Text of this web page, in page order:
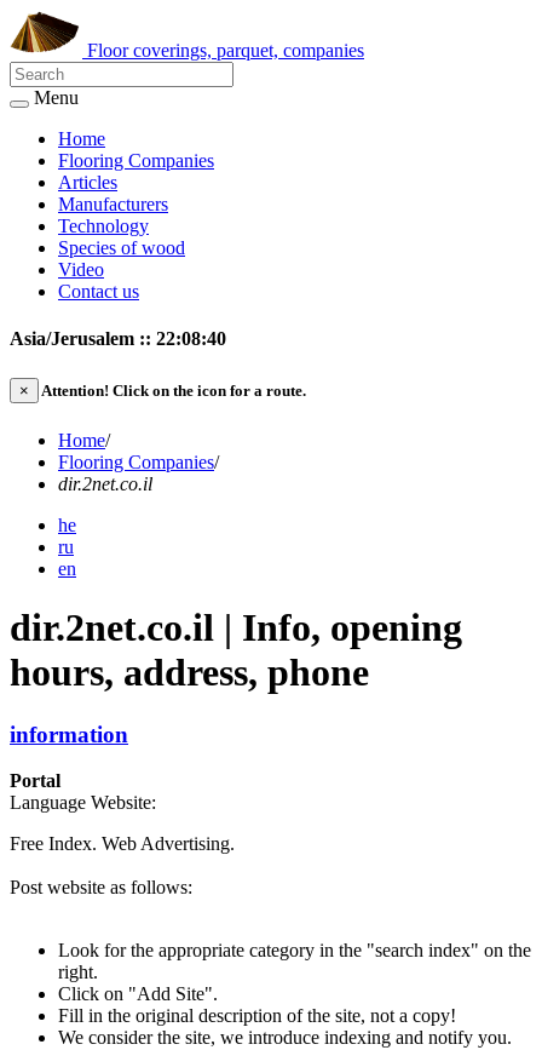
Floor coverings, parquet, companies
Menu
Home
Flooring Companies
Articles
Manufacturers
Technology
Species of wood
Video
Contact us
Asia/Jerusalem :: 22:08:40
× Attention! Click on the icon for a route.
Home/
Flooring Companies/
dir.2net.co.il
he
ru
en
dir.2net.co.il | Info, opening
hours, address, phone
information
Portal
Language Website:
Free Index. Web Advertising.
Post website as follows:
Look for the appropriate category in the "search index" on the
right.
Click on "Add Site".
Fill in the original description of the site, not a copy!
We consider the site, we introduce indexing and notify you.